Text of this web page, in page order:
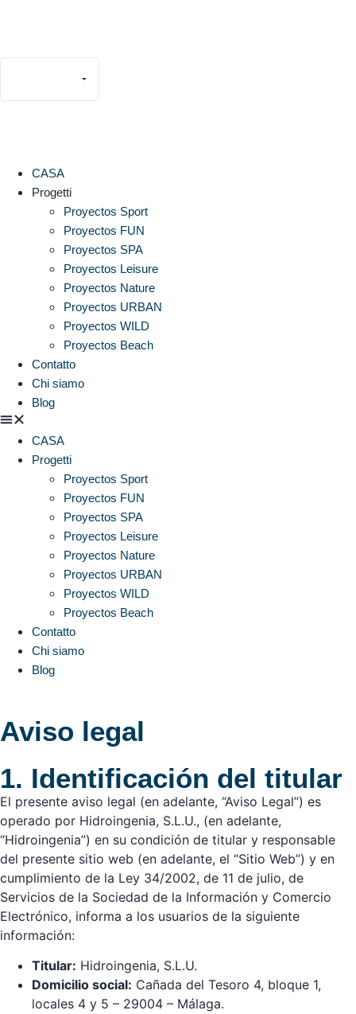
Español
Português
CASA
Progetti
Proyectos Sport
Proyectos FUN
Proyectos SPA
Proyectos Leisure
Proyectos Nature
Proyectos URBAN
Proyectos WILD
Proyectos Beach
Contatto
Chi siamo
Blog
CASA
Progetti
Proyectos Sport
Proyectos FUN
Proyectos SPA
Proyectos Leisure
Proyectos Nature
Proyectos URBAN
Proyectos WILD
Proyectos Beach
Contatto
Chi siamo
Blog
Aviso legal
1. Identificación del titular
El presente aviso legal (en adelante, “Aviso Legal”) es
operado por Hidroingenia, S.L.U., (en adelante,
“Hidroingenia”) en su condición de titular y responsable
del presente sitio web (en adelante, el “Sitio Web”) y en
cumplimiento de la Ley 34/2002, de 11 de julio, de
Servicios de la Sociedad de la Información y Comercio
Electrónico, informa a los usuarios de la siguiente
información:
Titular: Hidroingenia, S.L.U.
Domicilio social: Cañada del Tesoro 4, bloque 1,
locales 4 y 5 – 29004 – Málaga.